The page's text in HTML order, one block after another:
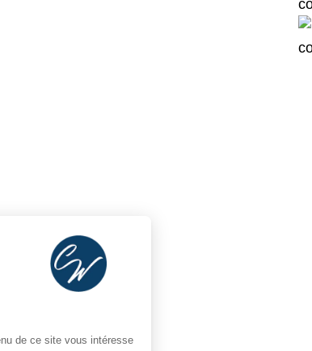
de ce site vous intéresse